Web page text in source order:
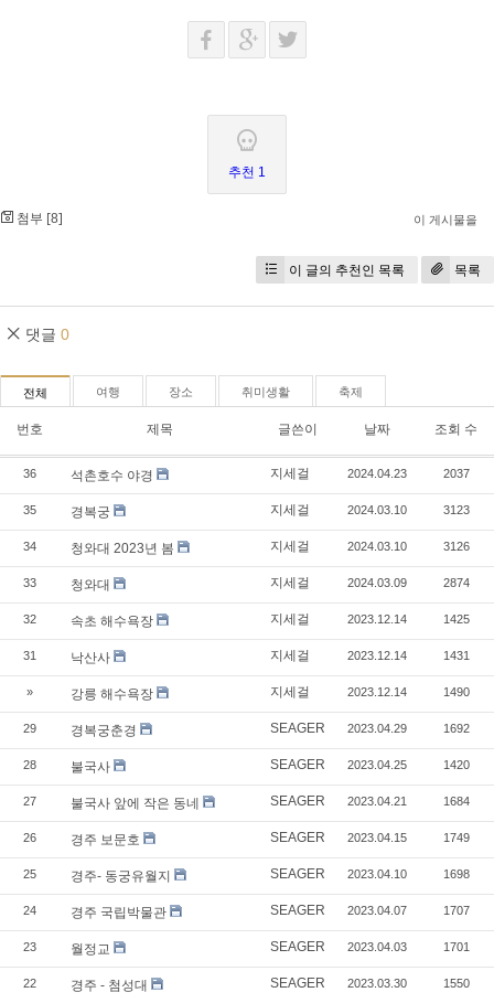
추천 1
첨부 [8] 이 게시물을
이 글의 추천인 목록 목록
댓글 0
전체 여행 장소 취미생활 축제
번호 제목 글쓴이 날짜 조회 수
36 석촌호수 야경 지세걸 2024.04.23 2037
35 경복궁 지세걸 2024.03.10 3123
34 청와대 2023년 봄 지세걸 2024.03.10 3126
33 청와대 지세걸 2024.03.09 2874
32 속초 해수욕장 지세걸 2023.12.14 1425
31 낙산사 지세걸 2023.12.14 1431
» 강릉 해수욕장 지세걸 2023.12.14 1490
29 경복궁춘경 SEAGER 2023.04.29 1692
28 불국사 SEAGER 2023.04.25 1420
27 불국사 앞에 작은 동네 SEAGER 2023.04.21 1684
26 경주 보문호 SEAGER 2023.04.15 1749
25 경주- 동궁유월지 SEAGER 2023.04.10 1698
24 경주 국립박물관 SEAGER 2023.04.07 1707
23 월정교 SEAGER 2023.04.03 1701
22 경주 - 첨성대 SEAGER 2023.03.30 1550